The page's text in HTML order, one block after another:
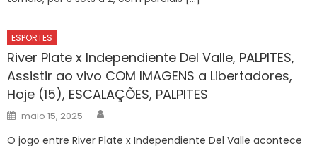
ESPORTES
River Plate x Independiente Del Valle, PALPITES,
Assistir ao vivo COM IMAGENS a Libertadores,
Hoje (15), ESCALAÇÕES, PALPITES
Posted
on
maio 15, 2025
O jogo entre River Plate x Independiente Del Valle acontece